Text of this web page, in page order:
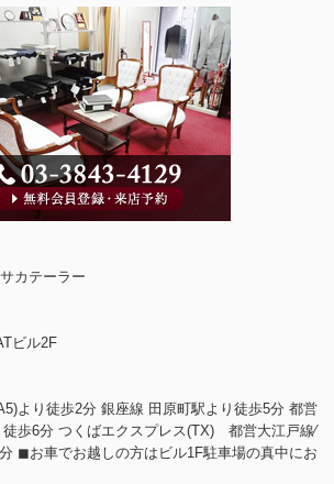
カテーラー
ビル2F
より徒歩2分 銀座線 田原町駅より徒歩5分 都営
歩6分 つくばエクスプレス(TX) 都営大江戸線⁄
◼︎お車でお越しの方はビル1F駐車場の真中にお